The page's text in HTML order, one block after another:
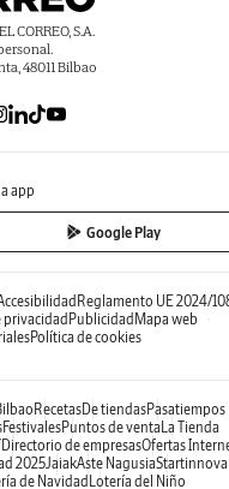
CORREO, S.A.
48011 Bilbao
app
Google Play
Reglamento UE 2024/
privacidad Publicidad Mapa web
Política de cookies
RecetasDe tiendasPasatiempos
FestivalesPuntos de venta La Tienda
Directorio de empresasOfertas
2025JaiakAste NagusiaStartinnova
de Navidad Lotería del Niño